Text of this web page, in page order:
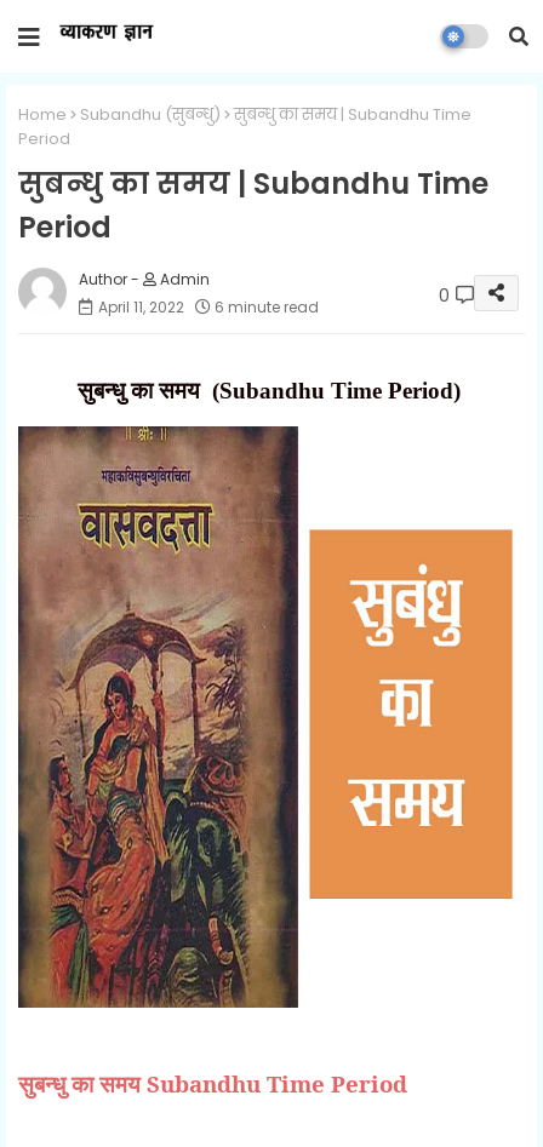
Home Subandhu (सुबन्धु)
सुबन्धु का समय | Subandhu Time
Period
सुबन्धु का समय | Subandhu Time
Period
Admin
April 11, 2022
6 minute read 0
सुबन्धु का समय (Subandhu Time Period)
सुबन्धु का समय Subandhu Time Period